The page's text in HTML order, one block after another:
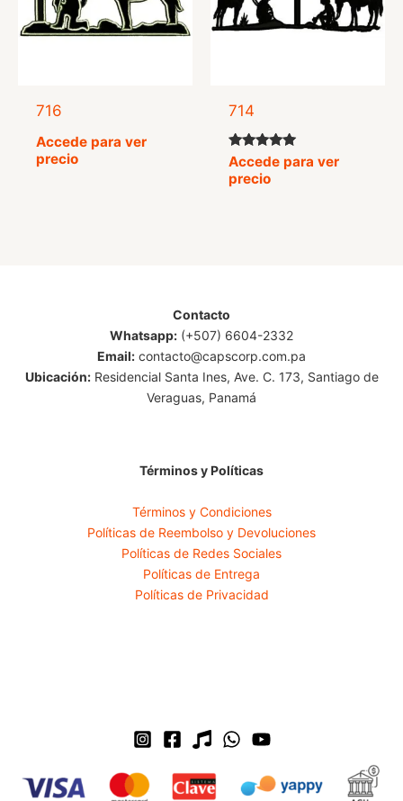
716
Accede para ver
precio
714
Valorado
con
5.00
Accede para ver
precio
Contacto
Whatsapp: (+507) 6604-2332
Email: contacto@capscorp.com.pa
Ubicación:Residencial Santa Ines, Ave. C. 173, Santiago de
Veraguas, Panamá
Términos y Políticas
Términos y Condiciones
Políticas de Reembolso y Devoluciones
Políticas de Redes Sociales
Políticas de Entrega
Políticas de Privacidad